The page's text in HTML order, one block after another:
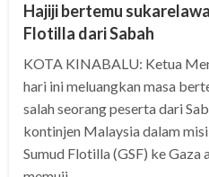
Hajiji bertemu
Flotilla dari Sabah
KOTA KINABALU: Ketua
hari ini meluangkan masa
salah seorang peserta dari
kontinjen Malaysia dalam
Sumud Flotilla (GSF) ke Gaza